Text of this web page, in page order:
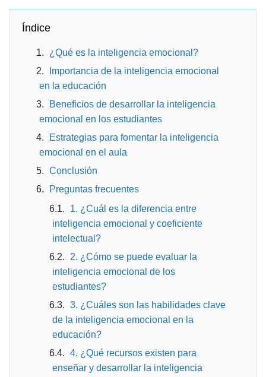
Índice
¿Qué es la inteligencia emocional?
Importancia de la inteligencia emocional
en la educación
Beneficios de desarrollar la inteligencia
emocional en los estudiantes
Estrategias para fomentar la inteligencia
emocional en el aula
Conclusión
Preguntas frecuentes
1. ¿Cuál es la diferencia entre
inteligencia emocional y coeficiente
intelectual?
2. ¿Cómo se puede evaluar la
inteligencia emocional de los
estudiantes?
3. ¿Cuáles son las habilidades clave
de la inteligencia emocional en la
educación?
4. ¿Qué recursos existen para
enseñar y desarrollar la inteligencia